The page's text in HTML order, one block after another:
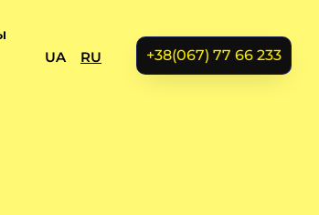
UA RU +38(067) 77 66 233